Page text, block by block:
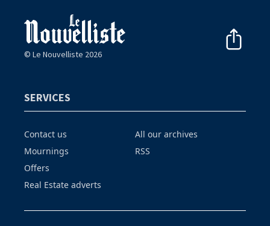
© Le Nouvelliste 2026
SERVICES
Contact us
Mournings
Offers
Real Estate adverts
All our archives
RSS